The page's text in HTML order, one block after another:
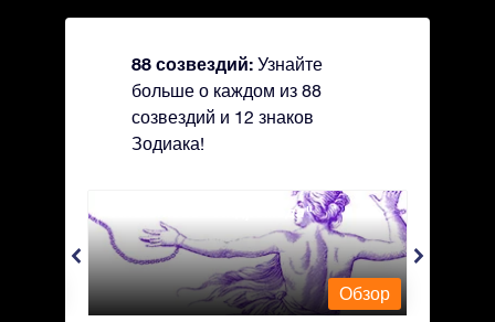
88 созвездий: Узнайте
больше о каждом из 88
созвездий и 12 знаков
Зодиака!
Andromeda - Андромеда
Обзор